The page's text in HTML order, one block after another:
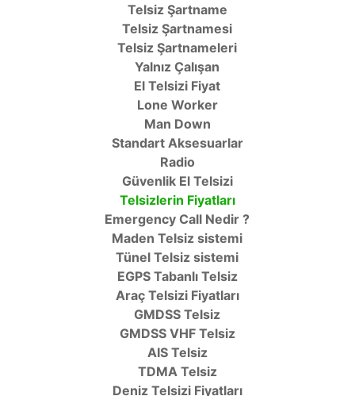
Telsiz Şartname
Telsiz Şartnamesi
Telsiz Şartnameleri
Yalnız Çalışan
El Telsizi Fiyat
Lone Worker
Man Down
Standart Aksesuarlar
Radio
Güvenlik El Telsizi
Telsizlerin Fiyatları
Emergency Call Nedir ?
Maden Telsiz sistemi
Tünel Telsiz sistemi
EGPS Tabanlı Telsiz
Araç Telsizi Fiyatları
GMDSS Telsiz
GMDSS VHF Telsiz
AIS Telsiz
TDMA Telsiz
Deniz Telsizi Fiyatları